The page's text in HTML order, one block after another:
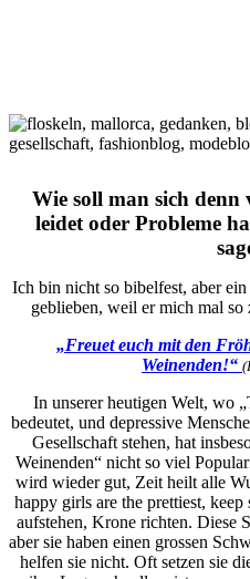
Wie soll man sich
leidet oder Probleme
Ich bin nicht so bibelfest, aber
geblieben, weil er mich mal so
„Freuet euch mit den
Weinenden!“
In unserer heutigen Welt, wo
bedeutet, und depressive
Gesellschaft stehen, hat
Weinenden“ nicht so viel
wird wieder gut, Zeit heilt alle
happy girls are the prettiest,
aufstehen, Krone richten. Diese
aber sie haben einen grossen
helfen sie nicht. Oft setzen sie